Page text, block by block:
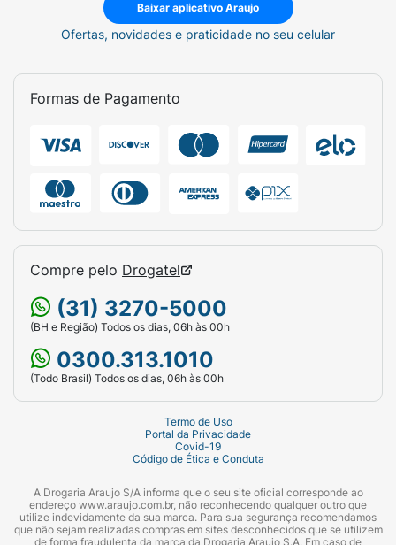
Baixar aplicativo Araujo
Ofertas, novidades e praticidade no seu celular
Formas de Pagamento
Compre pelo Drogatel
(31) 3270-5000
(BH e Região) Todos os dias, 06h às 00h
0300.313.1010
(Todo Brasil) Todos os dias, 06h às 00h
Termo de Uso
Portal da Privacidade
Covid-19
Código de Ética e Conduta
A Drogaria Araujo S/A informa que o seu site oficial corresponde ao
endereço www.araujo.com.br, não reconhecendo qualquer outro que
utilize indevidamente da sua marca. Para sua segurança recomendamos
que não sejam realizadas compras em sites desconhecidos que se utilizem
de forma fraudulenta da marca da Drogaria Araujo S.A. Em caso de